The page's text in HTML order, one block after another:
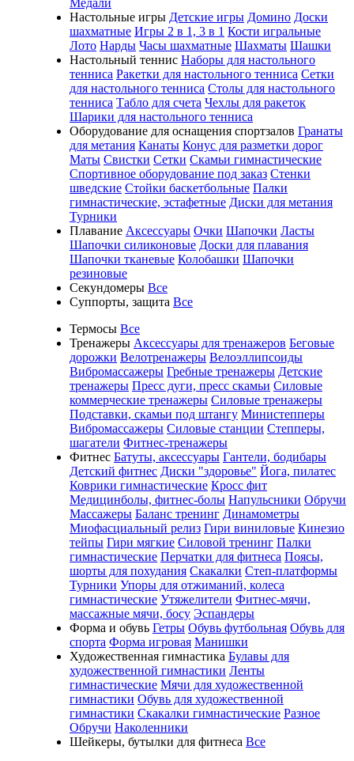
Медали
Настольные игры Детские игры Домино Доски
шахматные Игры 2 в 1, 3 в 1 Кости игральные
Лото Нарды Часы шахматные Шахматы Шашки
Настольный теннис Наборы для настольного
тенниса Ракетки для настольного тенниса Сетки
для настольного тенниса Столы для настольного
тенниса Табло для счета Чехлы для ракеток
Шарики для настольного тенниса
Оборудование для оснащения спортзалов Гранаты
для метания Канаты Конус для разметки дорог
Маты Свистки Сетки Скамьи гимнастические
Спортивное оборудование под заказ Стенки
шведские Стойки баскетбольные Палки
гимнастические, эстафетные Диски для метания
Турники
Плавание Аксессуары Очки Шапочки Ласты
Шапочки силиконовые Доски для плавания
Шапочки тканевые Колобашки Шапочки
резиновые
Секундомеры Все
Суппорты, защита Все
Термосы Все
Тренажеры Аксессуары для тренажеров Беговые
дорожки Велотренажеры Велоэллипсоиды
Вибромассажеры Гребные тренажеры Детские
тренажеры Пресс дуги, пресс скамьи Силовые
коммерческие тренажеры Силовые тренажеры
Подставки, скамьи под штангу Министепперы
Вибромассажеры Силовые станции Степперы,
шагатели Фитнес-тренажеры
Фитнес Батуты, аксессуары Гантели, бодибары
Детский фитнес Диски "здоровье" Йога, пилатес
Коврики гимнастические Кросс фит
Медицинболы, фитнес-болы Напульсники Обручи
Массажеры Баланс тренинг Динамометры
Миофасциальный релиз Гири виниловые Кинезио
тейпы Гири мягкие Силовой тренинг Палки
гимнастические Перчатки для фитнеса Поясы,
шорты для похудания Скакалки Степ-платформы
Турники Упоры для отжиманий, колеса
гимнастические Утяжелители Фитнес-мячи,
массажные мячи, босу Эспандеры
Форма и обувь Гетры Обувь футбольная Обувь для
спорта Форма игровая Манишки
Художественная гимнастика Булавы для
художественной гимнастики Ленты
гимнастические Мячи для художественной
гимнастики Обувь для художественной
гимнастики Скакалки гимнастические Разное
Обручи Наколенники
Шейкеры, бутылки для фитнеса Все